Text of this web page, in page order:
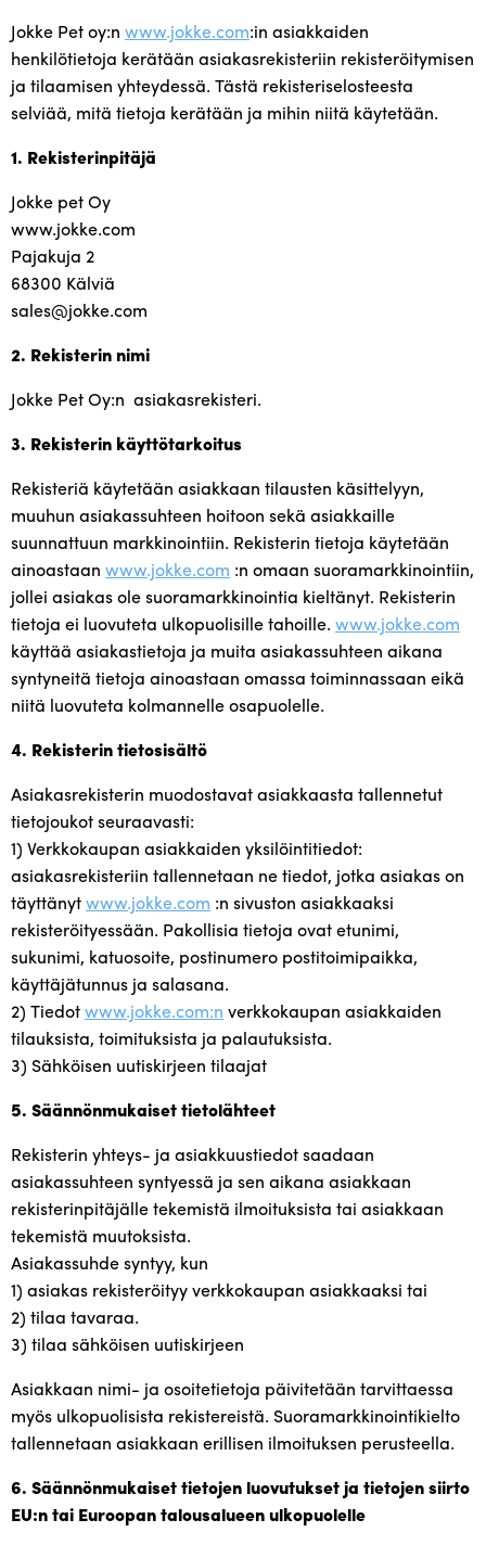
Toimitusehdot
Hyvä tietää
Jokke Pet oy:n www.jokke.com:in asiakkaiden
henkilötietoja kerätään asiakasrekisteriin rekisteröitymisen
ja tilaamisen yhteydessä. Tästä rekisteriselosteesta
selviää, mitä tietoja kerätään ja mihin niitä käytetään.
1. Rekisterinpitäjä
Jokke pet Oy
www.jokke.com
Pajakuja 2
68300 Kälviä
sales@jokke.com
2. Rekisterin nimi
Jokke Pet Oy:n asiakasrekisteri.
3. Rekisterin käyttötarkoitus
Rekisteriä käytetään asiakkaan tilausten käsittelyyn,
muuhun asiakassuhteen hoitoon sekä asiakkaille
suunnattuun markkinointiin. Rekisterin tietoja käytetään
ainoastaan www.jokke.com :n omaan suoramarkkinointiin,
jollei asiakas ole suoramarkkinointia kieltänyt. Rekisterin
tietoja ei luovuteta ulkopuolisille tahoille. www.jokke.com
käyttää asiakastietoja ja muita asiakassuhteen aikana
syntyneitä tietoja ainoastaan omassa toiminnassaan eikä
niitä luovuteta kolmannelle osapuolelle.
4. Rekisterin tietosisältö
Asiakasrekisterin muodostavat asiakkaasta tallennetut
tietojoukot seuraavasti:
1) Verkkokaupan asiakkaiden yksilöintitiedot:
asiakasrekisteriin tallennetaan ne tiedot, jotka asiakas on
täyttänytwww.jokke.com :n sivuston asiakkaaksi
rekisteröityessään. Pakollisia tietoja ovat etunimi,
sukunimi, katuosoite, postinumero postitoimipaikka,
käyttäjätunnus ja salasana.
2) Tiedotwww.jokke.com:n verkkokaupan asiakkaiden
tilauksista, toimituksista ja palautuksista.
3) Sähköisen uutiskirjeen tilaajat
5. Säännönmukaiset tietolähteet
Rekisterin yhteys- ja asiakkuustiedot saadaan
asiakassuhteen syntyessä ja sen aikana asiakkaan
rekisterinpitäjälle tekemistä ilmoituksista tai asiakkaan
tekemistä muutoksista.
Asiakassuhde syntyy, kun
1) asiakas rekisteröityy verkkokaupan asiakkaaksi tai
2) tilaa tavaraa.
3) tilaa sähköisen uutiskirjeen
Asiakkaan nimi- ja osoitetietoja päivitetään tarvittaessa
myös ulkopuolisista rekistereistä. Suoramarkkinointikielto
tallennetaan asiakkaan erillisen ilmoituksen perusteella.
6. Säännönmukaiset tietojen luovutukset ja tietojen siirto
EU:n tai Euroopan talousalueen ulkopuolelle